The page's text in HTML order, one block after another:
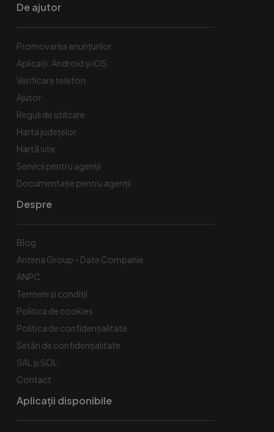
De ajutor
Promovarea anunțurilor
Aplicații: Android și iOS
Verificare telefon
Ajutor
Reguli de utilizare
Harta județelor
Hartă site
Servicii pentru agenții
Documentație pentru agenții
Despre
Blog
Antena Group - Date Companie
ANPC
Termeni și condiții
Politica de cookies
Politica de confidențialitate
Setări de confidențialitate
SAL și SOL
Contact
Aplicații disponibile